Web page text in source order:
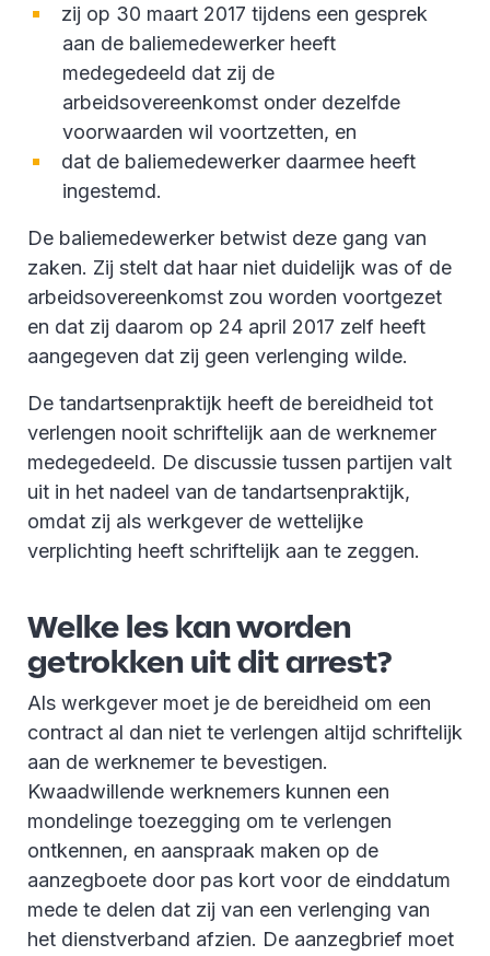
zij op 30 maart 2017 tijdens een gesprek
aan de baliemedewerker heeft
medegedeeld dat zij de
arbeidsovereenkomst onder dezelfde
voorwaarden wil voortzetten, en
dat de baliemedewerker daarmee heeft
ingestemd.
De baliemedewerker betwist deze gang van
zaken. Zij stelt dat haar niet duidelijk was of de
arbeidsovereenkomst zou worden voortgezet
en dat zij daarom op 24 april 2017 zelf heeft
aangegeven dat zij geen verlenging wilde.
De tandartsenpraktijk heeft de bereidheid tot
verlengen nooit schriftelijk aan de werknemer
medegedeeld. De discussie tussen partijen valt
uit in het nadeel van de tandartsenpraktijk,
omdat zij als werkgever de wettelijke
verplichting heeft schriftelijk aan te zeggen.
Welke les kan worden
getrokken uit dit arrest?
Als werkgever moet je de bereidheid om een
contract al dan niet te verlengen altijd schriftelijk
aan de werknemer te bevestigen.
Kwaadwillende werknemers kunnen een
mondelinge toezegging om te verlengen
ontkennen, en aanspraak maken op de
aanzegboete door pas kort voor de einddatum
mede te delen dat zij van een verlenging van
het dienstverband afzien. De aanzegbrief moet